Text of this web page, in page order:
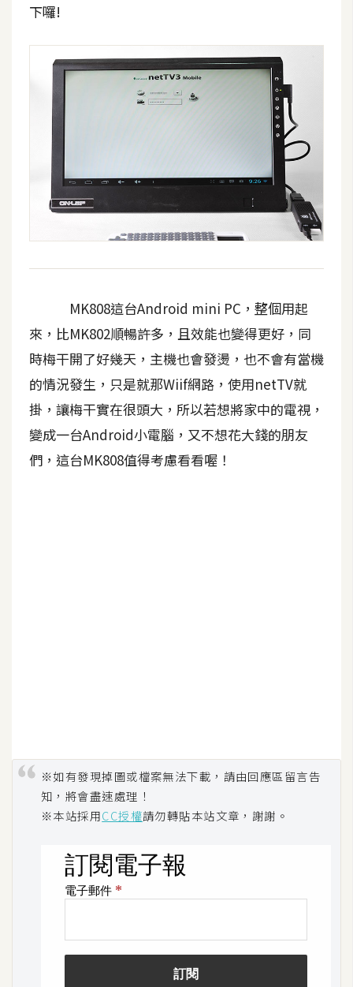
下囉!
MK808這台Android mini PC，整個用起
來，比MK802順暢許多，且效能也變得更好，同
時梅干開了好幾天，主機也會發燙，也不會有當機
的情況發生，只是就那Wiif網路，使用netTV就
掛，讓梅干實在很頭大，所以若想將家中的電視，
變成一台Android小電腦，又不想花大錢的朋友
們，這台MK808值得考慮看看喔！
※如有發現掉圖或檔案無法下載，請由回應區留言告
知，將會盡速處理！
※本站採用CC授權請勿轉貼本站文章，謝謝。